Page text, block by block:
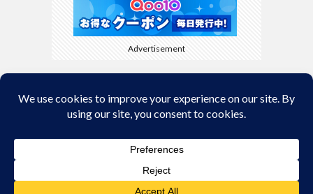
Advertisement
Back to Top